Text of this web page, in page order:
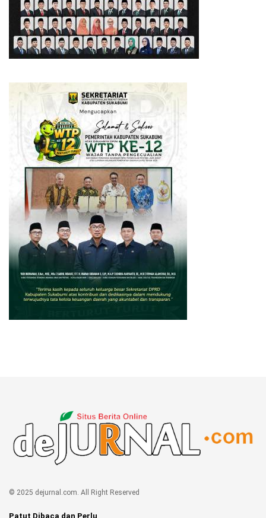
© 2025 dejurnal.com. All Right Reserved
Patut Dibaca dan Perlu